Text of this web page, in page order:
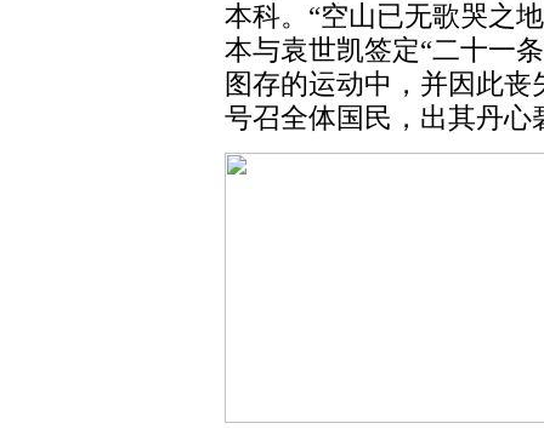
本科。“空山已无歌哭之
本与袁世凯签定“二十一
图存的运动中，并因此
号召全体国民，出其丹